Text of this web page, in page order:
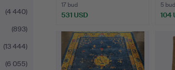
(4 440)
(893)
(13 444)
(6 055)
17 bud
531 USD
5 bud
104